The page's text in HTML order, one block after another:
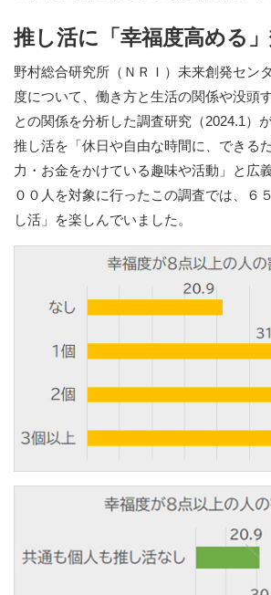
推し活に「幸福度高める
野村総合研究所（ＮＲＩ）未来創発セン
度について、働き方と生活の関係や没頭
との関係を分析した調査研究（2024.1）
推し活を「休日や自由な時間に、できる
力・お金をかけている趣味や活動」と広
００人を対象に行ったこの調査では、６
し活」を楽しんでいました。